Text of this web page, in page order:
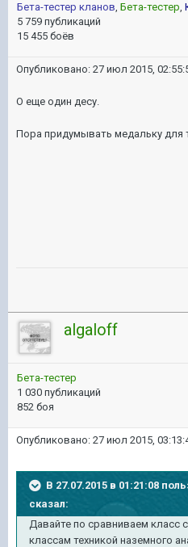
Бета-тестер кланов, Бета-тестер,
5 759 публикаций
15 455 боёв
Опубликовано: 27 июл 2015,
О еще один десу.
Пора придумывать медальку для
algaloff
Бета-тестер
1 030 публикаций
852 боя
Опубликовано: 27 июл 2015,
В 27.07.2015 в 01:21:08
сказал:
Давайте по сравниваем класс
классам техникой наземного